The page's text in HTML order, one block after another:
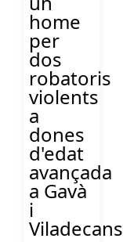
home
per
dos
robatoris
violents
a
dones
d'edat
avançada
a Gavà
i
Viladecans